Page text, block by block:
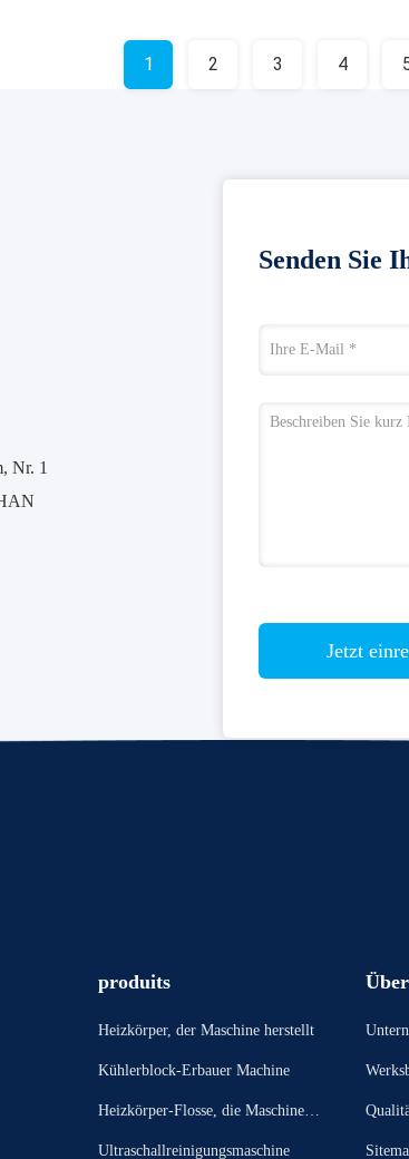
1 2 3 4
Nr. 1
Senden Sie
Jetzt
produits
Heizkörper, der Maschine herstellt
Kühlerblock-Erbauer Machine
Heizkörper-Flosse, die Maschine bi
Ultraschallreinigungsmaschine